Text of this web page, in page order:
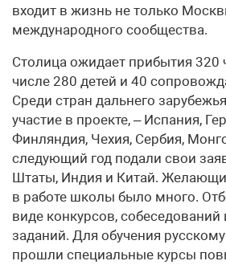
входит в жизнь не только
международного сообщества.
Столица ожидает прибытия 320
числе 280 детей и 40
Среди стран дальнего
участие в проекте, – Испания,
Финляндия, Чехия, Сербия,
следующий год подали свои
Штаты, Индия и Китай.
в работе школы было много.
виде конкурсов, собеседований
заданий. Для обучения
прошли специальные курсы